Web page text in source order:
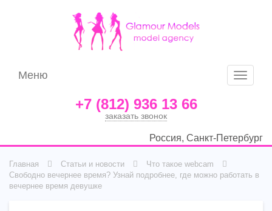
Меню
Меню
+7 (812) 936 13 66
заказать звонок
Россия, Санкт-Петербург
Главная Статьи и новости
Что такое webcam
Свободно вечернее время? Узнай подробнее, где можно работать в
вечернее время девушке